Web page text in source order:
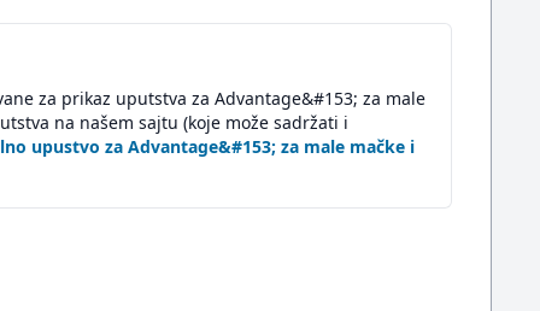
za prikaz uputstva za Advantage&#153; za male
na našem sajtu (koje može sadržati i
upustvo za Advantage&#153; za male mačke i